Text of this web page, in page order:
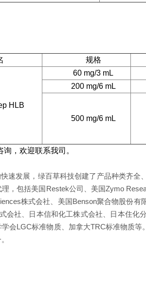
规格
HLB
60 mg/3 mL
200 mg/6 mL
500 mg/6 mL
，欢迎联系我司。
速发展，绿百草科技创建了产品种类齐
，包括美国Restek公司、美国Zymo
株式会社、美国Benson聚合物股份有
会社、日本信和化工株式会社、日本住化
学会LGC标准物质、加拿大TRC标准物质等